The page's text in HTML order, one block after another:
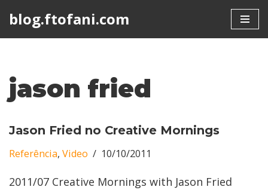
blog.ftofani.com
jason fried
Jason Fried no Creative Mornings
Referência, Video 10/10/2011
2011/07 Creative Mornings with Jason Fried